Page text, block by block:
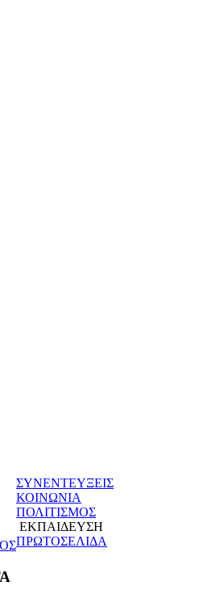
ΣΥΝΕΝΤΕΥΞΕΙΣ
ΚΟΙΝΩΝΙΑ
ΠΟΛΙΤΙΣΜΟΣ
ΕΚΠΑΙΔΕΥΣΗ
ΠΡΩΤΟΣΕΛΙΔΑ